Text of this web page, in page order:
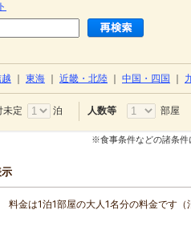
東海 近畿・北陸 中国・四国
定 泊 人数等 部屋
※食事条件などの諸条件
料金は1泊1部屋の大人1名分の料金です（